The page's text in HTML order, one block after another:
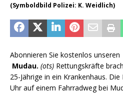
(Symboldbild Polizei: K. Weidlich)
Abonnieren Sie kostenlos unseren
Mudau. (ots) Rettungskräfte
25-Jährige in ein Krankenhaus.
Uhr auf einem Fahrradweg bei